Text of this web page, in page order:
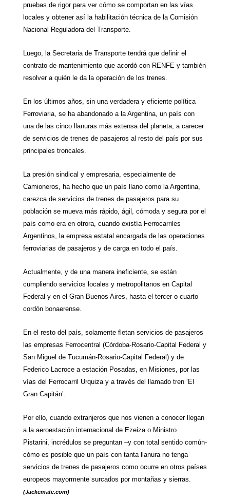
pruebas de rigor para ver cómo se comportan en las vías
locales y obtener así la habilitación técnica de la Comisión
Nacional Reguladora del Transporte.
Luego, la Secretariade Transporte tendrá que definir el
contrato de mantenimiento que acordó con RENFE y también
resolver a quién le da la operación de los trenes.
En los últimos años, sin una verdadera y eficiente política
Ferroviaria, se ha abandonado a la Argentina, un país con
una de las cinco llanuras más extensa del planeta, a carecer
de servicios de trenes de pasajeros al resto del país por sus
principales troncales.
La presión sindical y empresaria, especialmente de
Camioneros, ha hecho que un país llano como la Argentina,
carezca de servicios de trenes de pasajeros para su
población se mueva más rápido, ágil, cómoda y segura por el
país como era en otrora, cuando existía Ferrocarriles
Argentinos, la empresa estatal encargada de las operaciones
ferroviarias de pasajeros y de carga en todo el país.
Actualmente, y de una manera ineficiente, se están
cumpliendo servicios locales y metropolitanos en Capital
Federal y en el Gran Buenos Aires, hasta el tercer o cuarto
cordón bonaerense.
En el resto del país, solamente fletan servicios de pasajeros
las empresas Ferrocentral (Córdoba-Rosario-Capital Federal y
San Miguel de Tucumán-Rosario-Capital Federal) y de
Federico Lacroce a estación Posadas, en Misiones, por las
vías del Ferrocarril Urquiza y a través del llamado tren ‘El
Gran Capitán’.
Por ello, cuando extranjeros que nos vienen a conocer llegan
a la aeroestación internacional de Ezeiza o Ministro
Pistarini, incrédulos se preguntan –y con total sentido común-
cómo es posible que un país con tanta llanura no tenga
servicios de trenes de pasajeros como ocurre en otros países
europeos mayormente surcados por montañas y sierras.
(Jackemate.com)